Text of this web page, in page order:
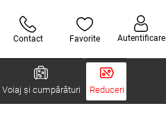
Contact Favorite Autentificare
Voiaj și cumpărături Reduceri